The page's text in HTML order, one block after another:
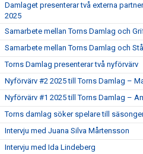
Damlaget presenterar två externa
2025
Samarbete mellan Torns Damlag och
Samarbete mellan Torns Damlag och
Torns Damlag presenterar två nyförvärv
Nyförvärv #2 2025 till Torns Damlag –
Nyförvärv #1 2025 till Torns Damlag –
Torns damlag söker spelare till
Intervju med Juana Silva Mårtensson
Intervju med Ida Lindeberg